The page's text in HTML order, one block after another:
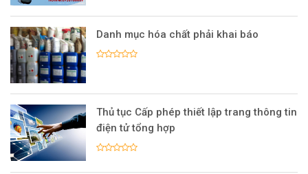
Danh mục hóa chất phải khai báo
Thủ tục Cấp phép thiết lập trang thông tin
điện tử tổng hợp